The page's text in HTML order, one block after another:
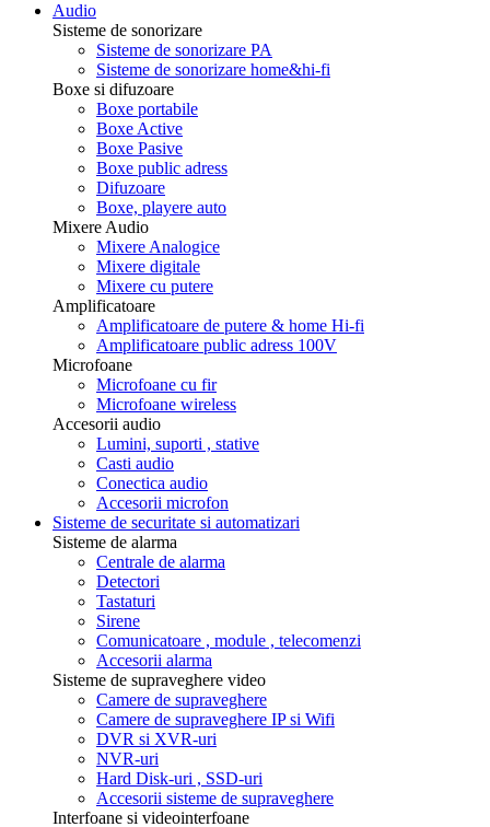
Audio
Sisteme de sonorizare
Sisteme de sonorizare PA
Sisteme de sonorizare home&hi-fi
Boxe si difuzoare
Boxe portabile
Boxe Active
Boxe Pasive
Boxe public adress
Difuzoare
Boxe, playere auto
Mixere Audio
Mixere Analogice
Mixere digitale
Mixere cu putere
Amplificatoare
Amplificatoare de putere & home Hi-fi
Amplificatoare public adress 100V
Microfoane
Microfoane cu fir
Microfoane wireless
Accesorii audio
Lumini, suporti , stative
Casti audio
Conectica audio
Accesorii microfon
Sisteme de securitate si automatizari
Sisteme de alarma
Centrale de alarma
Detectori
Tastaturi
Sirene
Comunicatoare , module , telecomenzi
Accesorii alarma
Sisteme de supraveghere video
Camere de supraveghere
Camere de supraveghere IP si Wifi
DVR si XVR-uri
NVR-uri
Hard Disk-uri , SSD-uri
Accesorii sisteme de supraveghere
Interfoane si videointerfoane